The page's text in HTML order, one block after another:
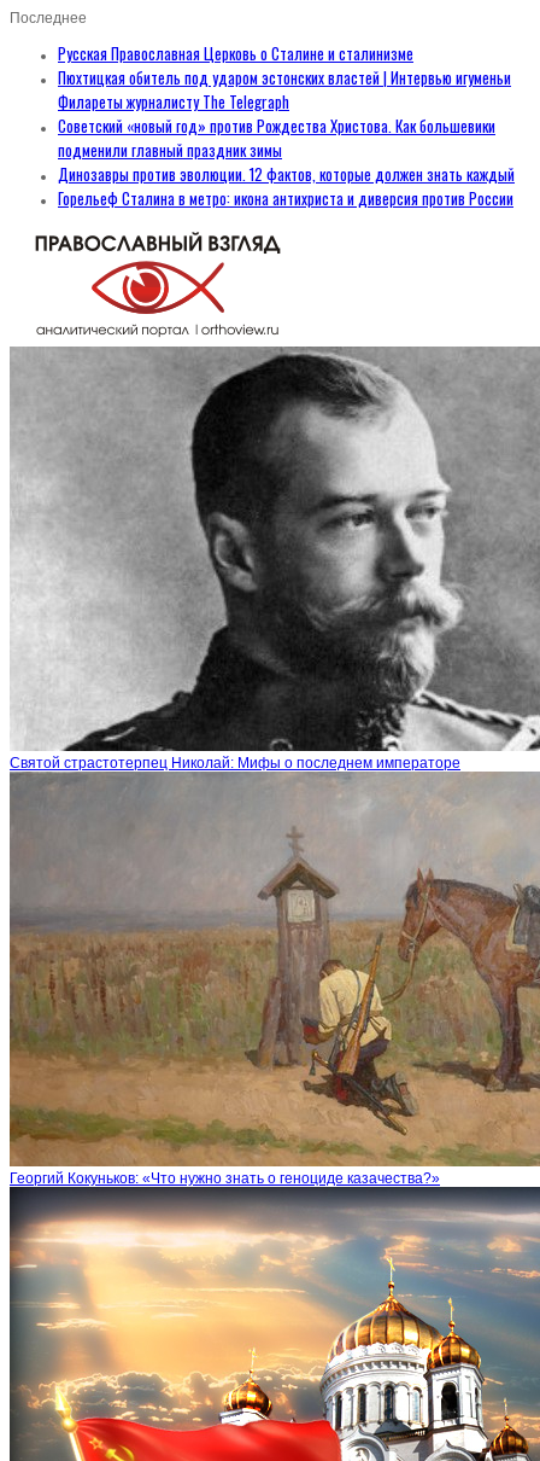
Последнее
Русская Православная Церковь о Сталине и сталинизме
Пюхтицкая обитель под ударом эстонских властей | Интервью игуменьи
Филареты журналисту The Telegraph
Советский «новый год» против Рождества Христова. Как большевики
подменили главный праздник зимы
Динозавры против эволюции. 12 фактов, которые должен знать каждый
Горельеф Сталина в метро: икона антихриста и диверсия против России
Святой страстотерпец Николай: Мифы о последнем императоре
Георгий Кокуньков: «Что нужно знать о геноциде казачества?»